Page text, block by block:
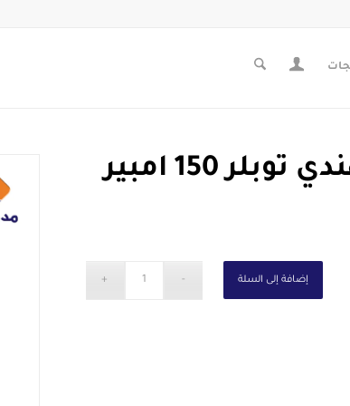
إضافة إلى السلة